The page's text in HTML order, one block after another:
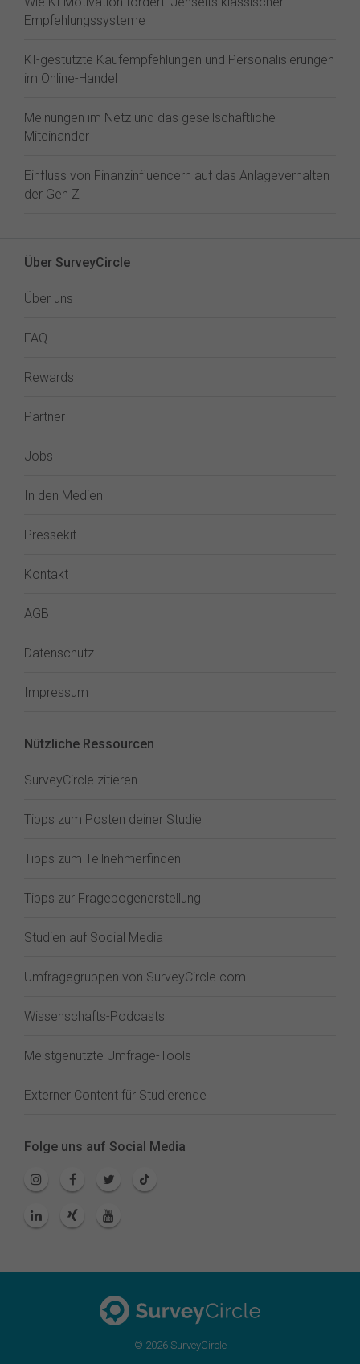
Empfehlungssysteme
KI-gestützte Kaufempfehlungen und Personalisierungen
im Online-Handel
Meinungen im Netz und das gesellschaftliche
Miteinander
Einfluss von Finanzinfluencern auf das Anlageverhalten
der Gen Z⁠
Über SurveyCircle
Über uns
FAQ
Rewards
Partner
Jobs
In den Medien
Pressekit
Kontakt
AGB
Datenschutz
Impressum
Nützliche Ressourcen
SurveyCircle zitieren
Tipps zum Posten deiner Studie
Tipps zum Teilnehmerfinden
Tipps zur Fragebogenerstellung
Studien auf Social Media
Umfragegruppen von SurveyCircle.com
Wissenschafts-Podcasts
Meistgenutzte Umfrage-Tools
Externer Content für Studierende
Folge uns auf Social Media
© 2026 SurveyCircle